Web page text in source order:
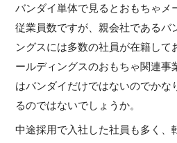
バンダイ単体で見るとおもちゃメ
従業員数ですが、親会社であるバ
ングスには多数の社員が在籍して
ールディングスのおもちゃ関連事
はバンダイだけではないのでかな
るのではないでしょうか。
中途採用で入社した社員も多く、